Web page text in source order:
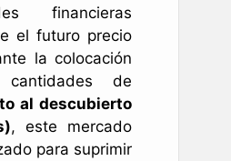
financieras
el futuro precio
la colocación
de
al descubierto
, este mercado
para suprimir